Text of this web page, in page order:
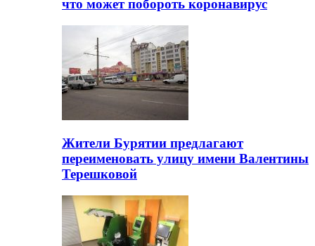
что может побороть коронавирус
Жители Бурятии предлагают
переименовать улицу имени Валентины
Терешковой